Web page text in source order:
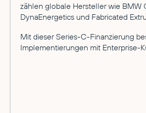
zählen globale Hersteller wie BMW
DynaEnergetics und Fabricated
Mit dieser Series-C-Finanzierung
Implementierungen mit Enterprise-